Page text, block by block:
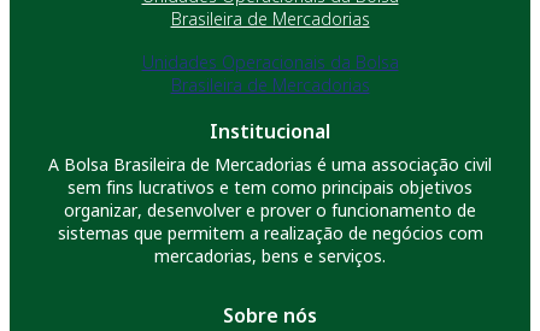
Brasileira de Mercadorias
Unidades Operacionais da Bolsa
Brasileira de Mercadorias
Institucional
A Bolsa Brasileira de Mercadorias é uma associação civil
sem fins lucrativos e tem como principais objetivos
organizar, desenvolver e prover o funcionamento de
sistemas que permitem a realização de negócios com
mercadorias, bens e serviços.
Sobre nós